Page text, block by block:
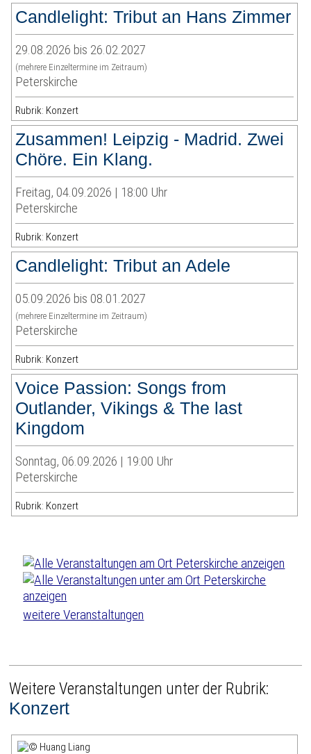
Candlelight: Tribut an Hans Zimmer
29.08.2026 bis 26.02.2027
(mehrere Einzeltermine im Zeitraum)
Peterskirche
Rubrik: Konzert
Zusammen! Leipzig - Madrid. Zwei
Chöre. Ein Klang.
Freitag, 04.09.2026 | 18:00 Uhr
Peterskirche
Rubrik: Konzert
Candlelight: Tribut an Adele
05.09.2026 bis 08.01.2027
(mehrere Einzeltermine im Zeitraum)
Peterskirche
Rubrik: Konzert
Voice Passion: Songs from
Outlander, Vikings & The last
Kingdom
Sonntag, 06.09.2026 | 19:00 Uhr
Peterskirche
Rubrik: Konzert
weitere Veranstaltungen
Weitere Veranstaltungen unter der Rubrik:
Konzert